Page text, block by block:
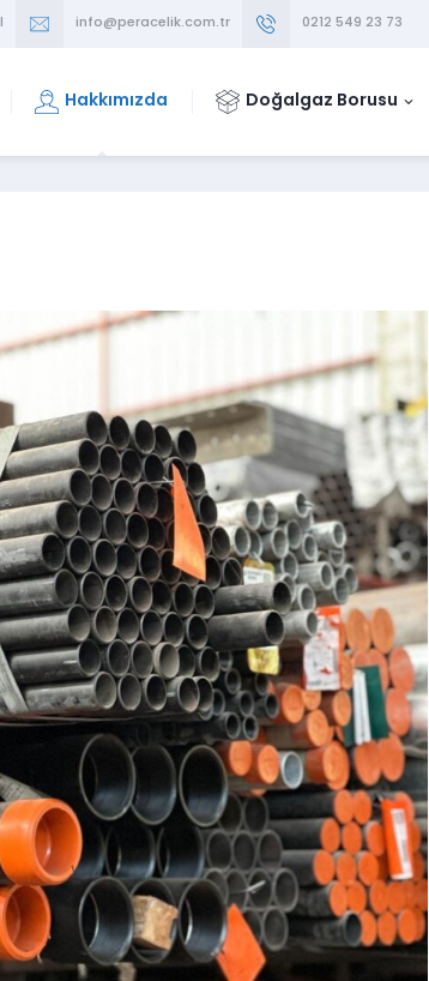
info@peracelik.com.tr 0212 549 23 73
Hakkımızda Doğalgaz Borusu